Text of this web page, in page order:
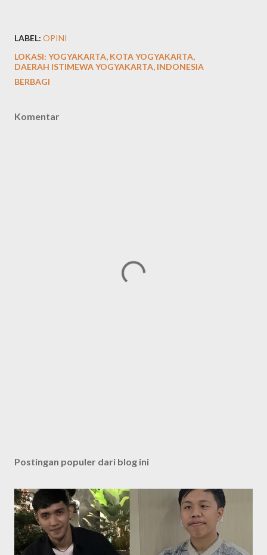
LABEL: OPINI
LOKASI: YOGYAKARTA, KOTA YOGYAKARTA,
DAERAH ISTIMEWA YOGYAKARTA, INDONESIA
BERBAGI
Komentar
Postingan populer dari blog ini